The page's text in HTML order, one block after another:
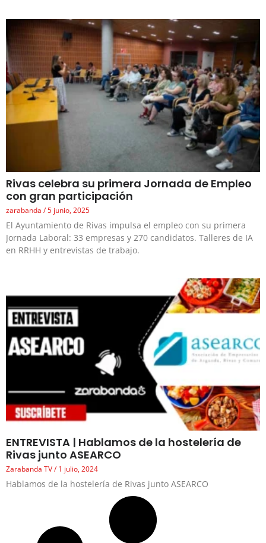
Rivas celebra su primera Jornada de Empleo
con gran participación
zarabanda 5 junio, 2025
El Ayuntamiento de Rivas impulsa el empleo con su primera
Jornada Laboral: 33 empresas y 270 candidatos. Talleres de IA
en RRHH y entrevistas de trabajo.
ENTREVISTA | Hablamos de la hostelería de
Rivas junto ASEARCO
Zarabanda TV 1 julio, 2024
Hablamos de la hostelería de Rivas junto ASEARCO